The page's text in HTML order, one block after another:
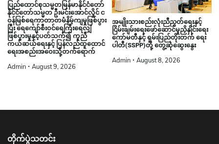
ပြည်ထောင်စုသမ္မတမြန်မာနိုင်ငံတော်
နိုင်ငံတော်သမ္မတ ဦးမင်းအောင်လှိုင် င
ဝန်မြစ်ရေကာတာတမံနိမ့်ကျမှုဖြစ်ပွား
ပြီး ရေကျော်စီးဝင်ရေကြီးရေလျှံ
ဖြစ်ပွားမှုနှင့်ပတ်သက်၍ ကူညီ
ကယ်ဆယ်ရေးနှင့် ပြန်လည်ထူထောင်
ရေးအစည်းအဝေးသို့တက်ရောက်
Admin August 9, 2026
အမျိုးသားစည်းလုံးညီညွတ်ရေးနှင့်
ငြိမ်းချမ်းရေးဖော်ဆောင်မှုညှိနှိုင်းရေး
ကော်မတီနှင့် ရှမ်းပြည်တိုးတက် ရေး
ပါတီ(SSPP)တို့ တွေ့ဆုံဆွေးနွေး
Admin August 8, 2026
တိုက်ပွဲသတင်း